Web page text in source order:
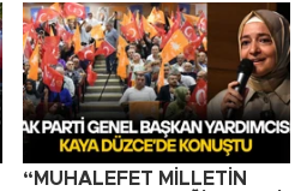
“MUHALEFET MİLLETİN